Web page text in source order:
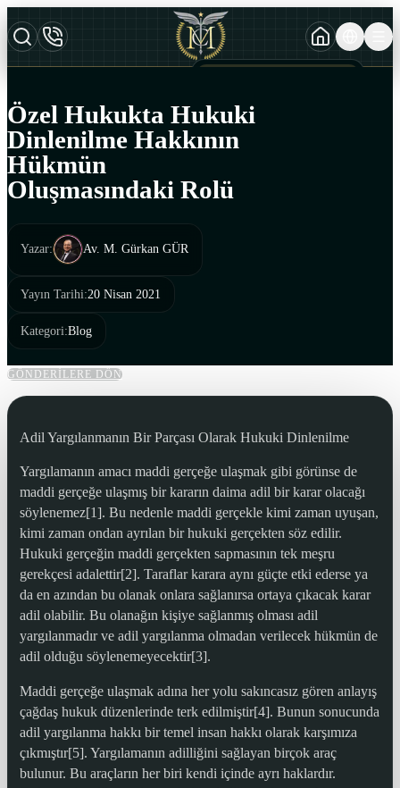
AZERBAYCAN DILI
Özel Hukukta Hukuki
Dinlenilme Hakkının
Hükmün
Oluşmasındaki Rolü
Yazar: Av. M. Gürkan GÜR
Yayın Tarihi:20 Nisan 2021
Kategori:Blog
GÖNDERİLERE DÖN
Adil Yargılanmanın Bir Parçası Olarak Hukuki Dinlenilme
Yargılamanın amacı maddi gerçeğe ulaşmak gibi görünse de
maddi gerçeğe ulaşmış bir kararın daima adil bir karar olacağı
söylenemez[1]. Bu nedenle maddi gerçekle kimi zaman uyuşan,
kimi zaman ondan ayrılan bir hukuki gerçekten söz edilir.
Hukuki gerçeğin maddi gerçekten sapmasının tek meşru
gerekçesi adalettir[2]. Taraflar karara aynı güçte etki ederse ya
da en azından bu olanak onlara sağlanırsa ortaya çıkacak karar
adil olabilir. Bu olanağın kişiye sağlanmış olması adil
yargılanmadır ve adil yargılanma olmadan verilecek hükmün de
adil olduğu söylenemeyecektir[3].
Maddi gerçeğe ulaşmak adına her yolu sakıncasız gören anlayış
çağdaş hukuk düzenlerinde terk edilmiştir[4]. Bunun sonucunda
adil yargılanma hakkı bir temel insan hakkı olarak karşımıza
çıkmıştır[5]. Yargılamanın adilliğini sağlayan birçok araç
bulunur. Bu araçların her biri kendi içinde ayrı haklardır.